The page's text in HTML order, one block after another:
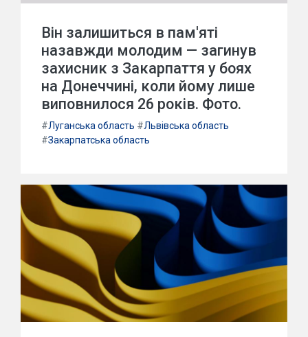
Він залишиться в пам'яті
назавжди молодим — загинув
захисник з Закарпаття у боях
на Донеччині, коли йому лише
виповнилося 26 років. Фото.
#Луганська область #Львівська область
#Закарпатська область